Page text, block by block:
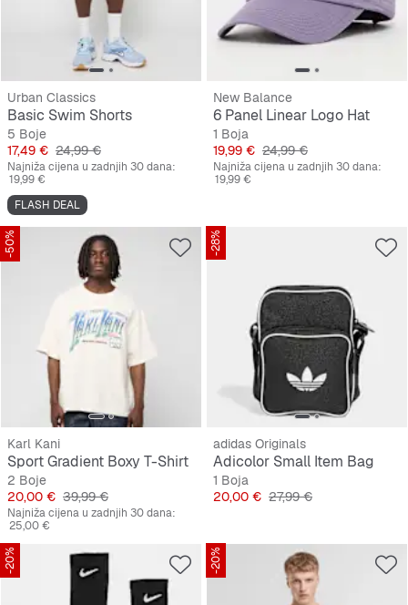
Urban Classics
Basic Swim Shorts
5 Boje
Cijena
17,49 € Originalna cijena
24,99 €
Najniža cijena u zadnjih 30 dana:
19,99 €
FLASH DEAL
New Balance
6 Panel Linear Logo Hat
1 Boja
Cijena
19,99 € Originalna cijena
24,99 €
Najniža cijena u zadnjih 30 dana:
19,99 €
-50%
Karl Kani
Sport Gradient Boxy T-Shirt
2 Boje
Cijena
20,00 € Originalna cijena
39,99 €
Najniža cijena u zadnjih 30 dana:
25,00 €
-28%
adidas Originals
Adicolor Small Item Bag
1 Boja
Cijena
20,00 € Originalna cijena
27,99 €
-20% -20%